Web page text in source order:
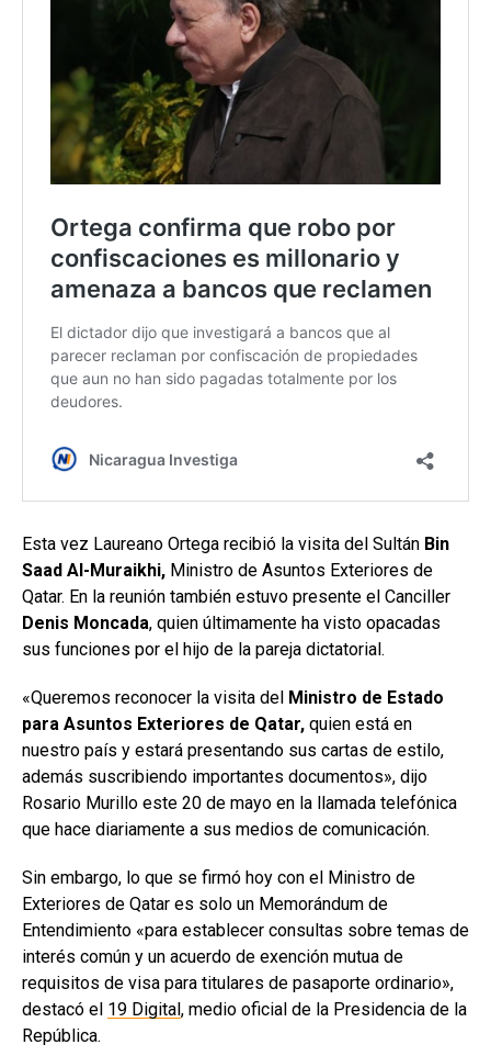
Esta vez Laureano Ortega recibió la visita del Sultán Bin
Saad Al-Muraikhi, Ministro de Asuntos Exteriores de
Qatar. En la reunión también estuvo presente el Canciller
Denis Moncada, quien últimamente ha visto opacadas
sus funciones por el hijo de la pareja dictatorial.
«Queremos reconocer la visita del Ministro de Estado
para Asuntos Exteriores de Qatar, quien está en
nuestro país y estará presentando sus cartas de estilo,
además suscribiendo importantes documentos», dijo
Rosario Murillo este 20 de mayo en la llamada telefónica
que hace diariamente a sus medios de comunicación.
Sin embargo, lo que se firmó hoy con el Ministro de
Exteriores de Qatar es solo un Memorándum de
Entendimiento «para establecer consultas sobre temas de
interés común y un acuerdo de exención mutua de
requisitos de visa para titulares de pasaporte ordinario»,
destacó el 19 Digital, medio oficial de la Presidencia de la
República.